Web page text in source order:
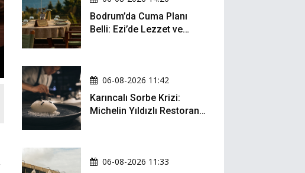
Bodrum’da Cuma Planı
Belli: Ezi’de Lezzet ve
06-08-2026 11:42
Karıncalı Sorbe Krizi:
Michelin Yıldızlı Restoran
06-08-2026 11:33